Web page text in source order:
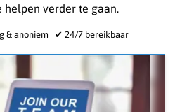
helpen verder te gaan.
& anoniem ✔ 24/7 bereikbaar